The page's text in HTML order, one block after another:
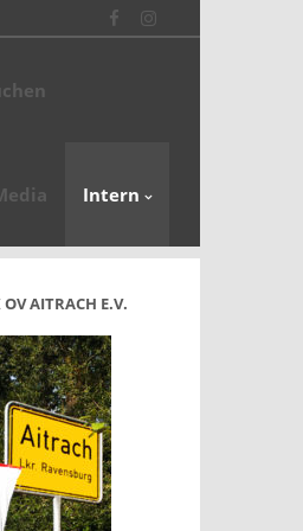
FacebookInstagram
Intern
AITRACH E.V.